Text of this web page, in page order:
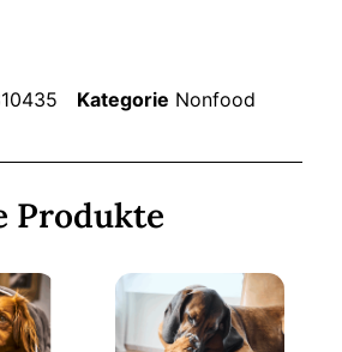
Kategorie Nonfood
Produkte